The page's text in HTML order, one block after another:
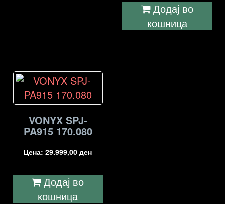
Додај во
кошница
VONYX SPJ-
PA915 170.080
Цена:29.999,00ден
Додај во
кошница